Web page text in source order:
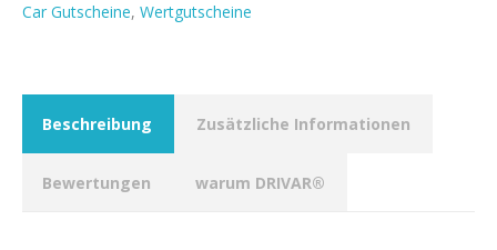
Car Gutscheine, Wertgutscheine
Beschreibung Zusätzliche Informationen
Bewertungen warum DRIVAR®